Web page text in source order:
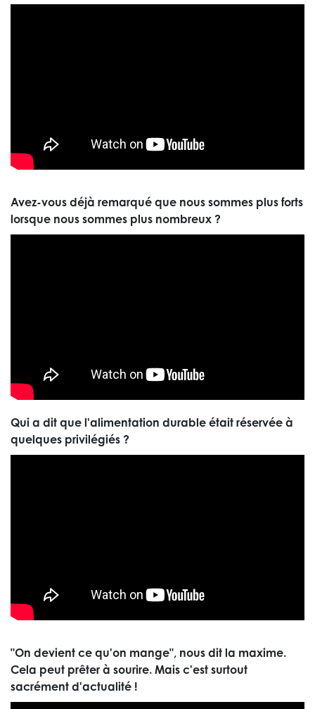
Avez-vous déjà remarqué que nous sommes plus forts
lorsque nous sommes plus nombreux ?
Qui a dit que l'alimentation durable était réservée à
quelques privilégiés ?
"On devient ce qu'on mange", nous dit la maxime.
Cela peut prêter à sourire. Mais c'est surtout
sacrément d'actualité !